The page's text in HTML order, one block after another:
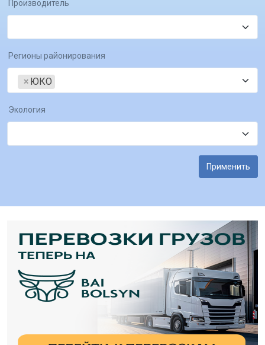
Производитель
Регионы районирования
× ЮКО
Экология
Применить